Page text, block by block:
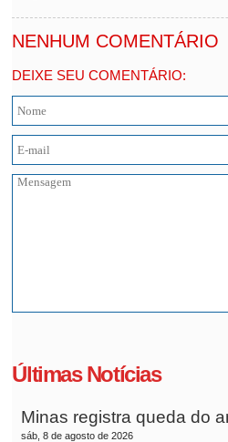
NENHUM COMENTÁRIO
DEIXE SEU COMENTÁRIO:
Últimas Notícias
Minas registra queda do
sáb, 8 de agosto de 2026